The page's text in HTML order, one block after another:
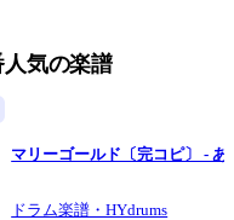
人気の楽譜
マリーゴールド〔完コピ〕 - あ
ドラム楽譜・HYdrums